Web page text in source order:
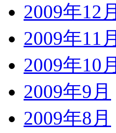
2009年12月
2009年11月
2009年10月
2009年9月
2009年8月